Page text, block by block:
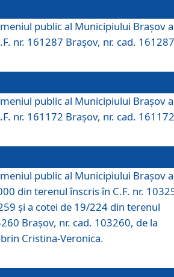
public al Municipiului Braşov a
nr. 161287 Brașov, nr. cad.
public al Municipiului Braşov a
nr. 161172 Brașov, nr. cad.
public al Municipiului Braşov a
din terenul înscris în C.F. nr.
și a cotei de 19/224 din terenul
Brașov, nr. cad. 103260, de la
Cristina-Veronica.